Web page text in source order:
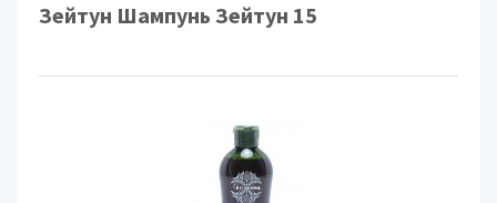
Зейтун Шампунь Зейтун 15